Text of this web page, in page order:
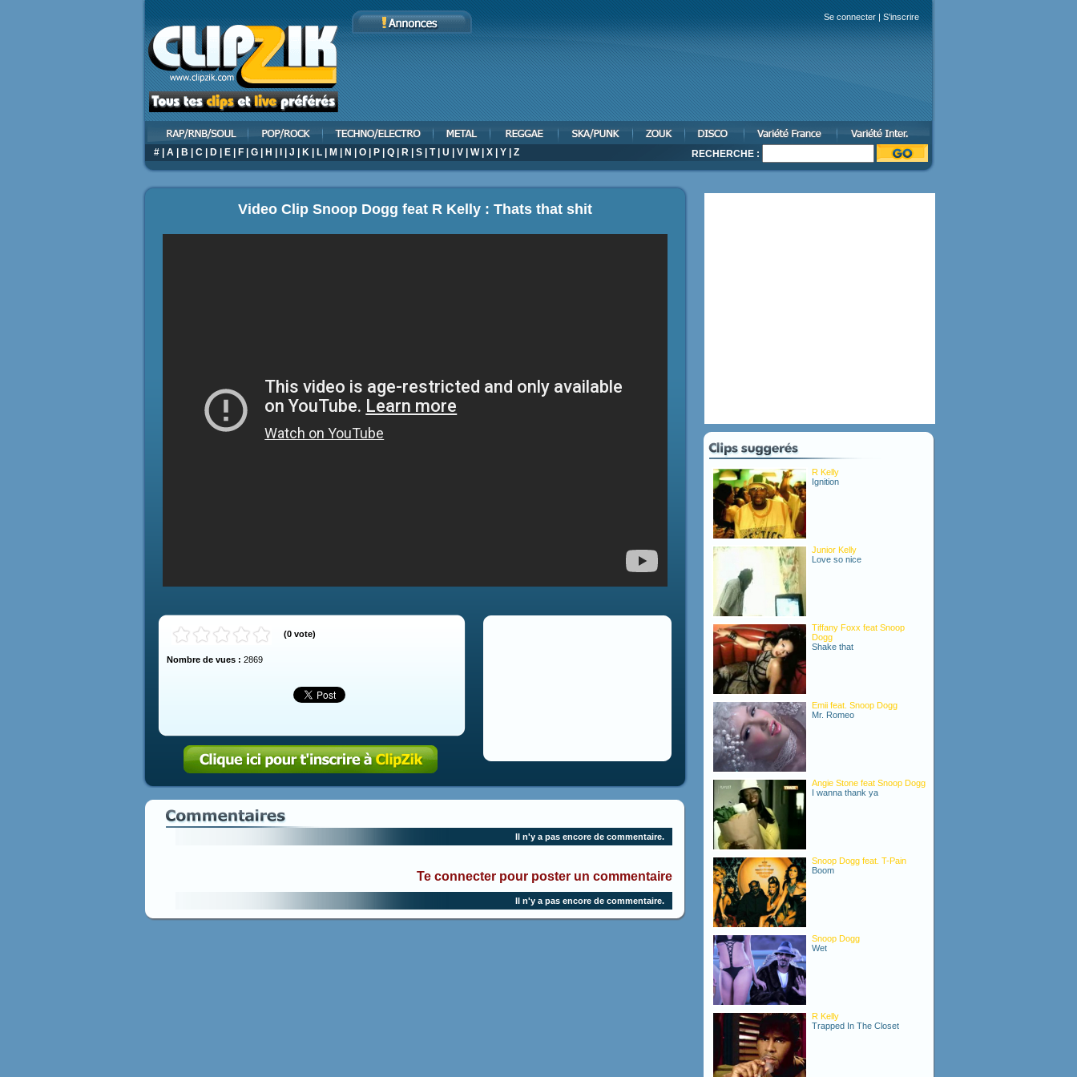
Se connecter | S'inscrire
# A B C D E F G H J K L M N O P Q R S T| U V W| X Y Z RECHERCHE :
Video Clip Snoop Dogg feat R Kelly : Thats that shit
(0 vote)
Nombre de vues : 2869
Il n'y a pas encore de commentaire.
Te connecter pour poster un commentaire
Il n'y a pas encore de commentaire.
R Kelly
Ignition
Junior Kelly
Love so nice
Tiffany Foxx feat Snoop
Dogg
Shake that
Emii feat. Snoop Dogg
Mr. Romeo
Angie Stone feat Snoop Dogg
I wanna thank ya
Snoop Dogg feat. T-Pain
Boom
Snoop Dogg
Wet
R Kelly
Trapped In The Closet